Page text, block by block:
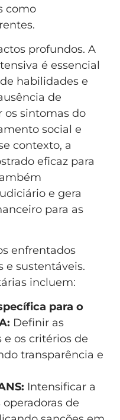
como
profundos. A
é essencial
habilidades e
de
os sintomas do
social e
contexto, a
eficaz para
e gera
para as
enfrentados
e sustentáveis.
incluem:
para o
Definir as
os critérios de
transparência e
Intensificar a
de